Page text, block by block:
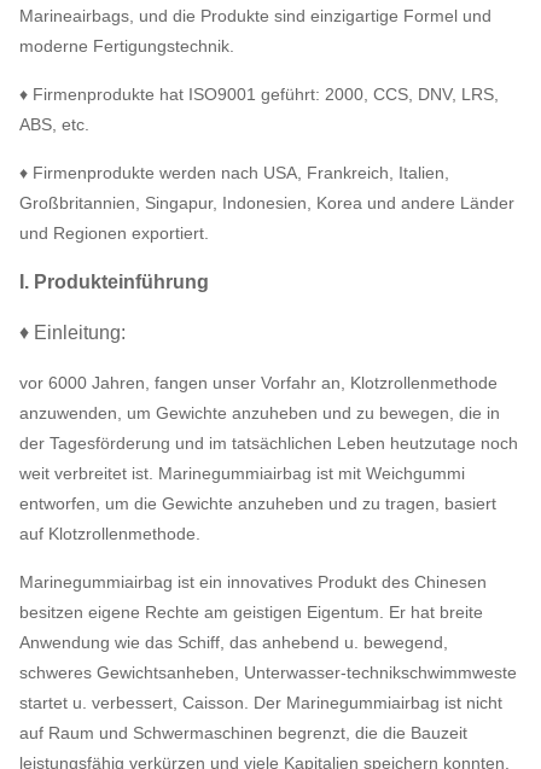
Marineairbags, und die Produkte sind einzigartige Formel und
moderne Fertigungstechnik.
♦ Firmenprodukte hat ISO9001 geführt: 2000, CCS, DNV, LRS,
ABS, etc.
♦ Firmenprodukte werden nach USA, Frankreich, Italien,
Großbritannien, Singapur, Indonesien, Korea und andere Länder
und Regionen exportiert.
I. Produkteinführung
♦ Einleitung:
vor 6000 Jahren, fangen unser Vorfahr an, Klotzrollenmethode
anzuwenden, um Gewichte anzuheben und zu bewegen, die in
der Tagesförderung und im tatsächlichen Leben heutzutage noch
weit verbreitet ist. Marinegummiairbag ist mit Weichgummi
entworfen, um die Gewichte anzuheben und zu tragen, basiert
auf Klotzrollenmethode.
Marinegummiairbag ist ein innovatives Produkt des Chinesen
besitzen eigene Rechte am geistigen Eigentum. Er hat breite
Anwendung wie das Schiff, das anhebend u. bewegend,
schweres Gewichtsanheben, Unterwasser-technikschwimmweste
startet u. verbessert, Caisson. Der Marinegummiairbag ist nicht
auf Raum und Schwermaschinen begrenzt, die die Bauzeit
leistungsfähig verkürzen und viele Kapitalien speichern konnten.